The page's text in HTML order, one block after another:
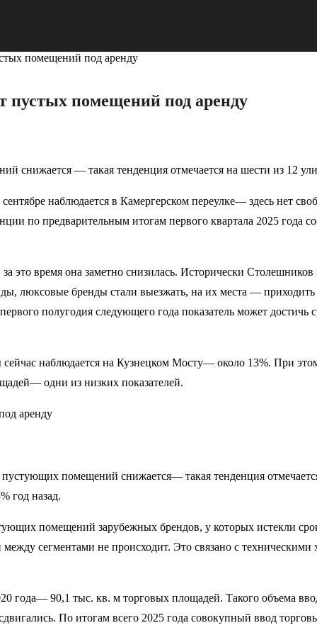
помещений под аренду
пустых помещений под аренду
— такая тенденция отмечается на шести из 12
наблюдается в Камергерском переулке— здесь нет
по предварительным итогам первого квартала 2025 года
это время она заметно снизилась. Исторически
люксовые бренды стали выезжать, на их места —
полугодия следующего года показатель может
наблюдается на Кузнецком Мосту— около 13%. При
одни из низких показателей.
помещений снижается— такая тенденция
год назад.
помещений зарубежных брендов, у которых истекли
сегментами не происходит. Это связано с
90,1 тыс. кв. м торговых площадей. Такого объема
По итогам всего 2025 года совокупный ввод